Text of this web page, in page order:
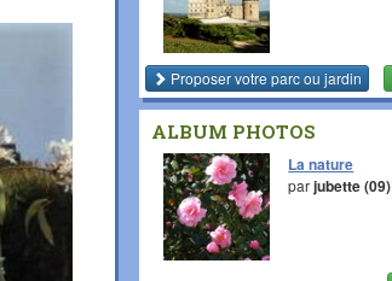
Proposer votre parc ou jardin
ALBUM PHOTOS
La nature
parjubette (09)